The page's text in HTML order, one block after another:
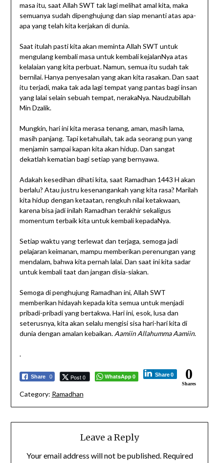
masa itu, saat Allah SWT tak lagi melihat amal kita, maka
semuanya sudah dipenghujung dan siap menanti atas apa-
apa yang telah kita kerjakan di dunia.
Saat itulah pasti kita akan meminta Allah SWT untuk
mengulang kembali masa untuk kembali kejalanNya atas
kelalaian yang kita perbuat. Namun, semua itu sudah tak
bernilai. Hanya penyesalan yang akan kita rasakan. Dan saat
itu terjadi, maka tak ada lagi tempat yang pantas bagi insan
yang lalai selain sebuah tempat, nerakaNya. Naudzubillah
Min Dzalik.
Mungkin, hari ini kita merasa tenang, aman, masih lama,
masih panjang. Tapi ketahuilah, tak ada seorang pun yang
menjamin sampai kapan kita akan hidup. Dan sangat
dekatlah kematian bagi setiap yang bernyawa.
Adakah kesedihan dihati kita, saat Ramadhan 1443 H akan
berlalu? Atau justru kesenangankah yang kita rasa? Marilah
kita hidup dengan ketaatan, rengkuh nilai ketakwaan,
karena bisa jadi inilah Ramadhan terakhir sekaligus
momentum terbaik kita untuk kembali kepadaNya.
Setiap waktu yang terlewat dan terjaga, semoga jadi
pelajaran keimanan, mampu memberikan perenungan yang
mendalam, bahwa kita pernah lalai. Dan saat ini kita sadar
untuk kembali taat dan jangan disia-siakan.
Semoga di penghujung Ramadhan ini, Allah SWT
memberikan hidayah kepada kita semua untuk menjadi
pribadi-pribadi yang bertakwa. Hari ini, esok, lusa dan
seterusnya, kita akan selalu mengisi sisa hari-hari kita di
dunia dengan amalan kebaikan. Aamiin Allahumma Aamiin.
.
Share 0 Post 0 WhatsApp 0 Share 0 0
Shares
Category: Ramadhan
Leave a Reply
Your email address will not be published. Required